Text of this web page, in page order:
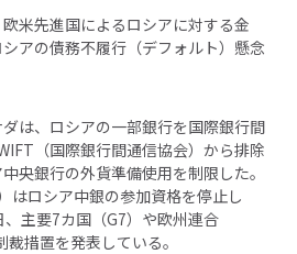
米先進国によるロシアに対する金
アの債務不履行（デフォルト）懸念
は、ロシアの一部銀行を国際銀行間
（国際銀行間通信協会）から排除
央銀行の外貨準備使用を制限した。
はロシア中銀の参加資格を停止し
主要7カ国（G7）や欧州連合
裁措置を発表している。